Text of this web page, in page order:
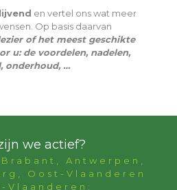
en vertel ons wat meer
Op basis daarvan
of het meest geschikte
u: de voordelen, nadelen,
onderhoud, …
we actief?
Antwerpen,
Oost-Vlaanderen
Vlaanderen: